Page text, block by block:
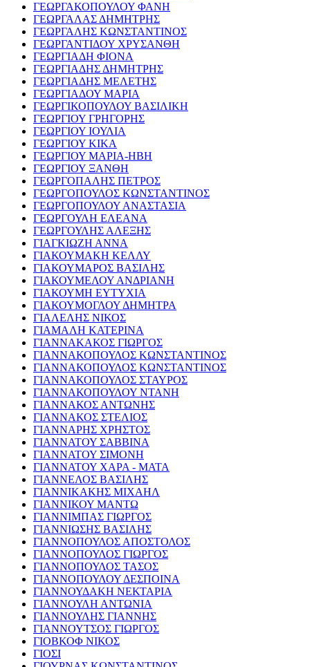
ΓΕΩΡΓΑΚΟΠΟΥΛΟΥ ΦΑΝΗ
ΓΕΩΡΓΑΛΑΣ ΔΗΜΗΤΡΗΣ
ΓΕΩΡΓΑΛΗΣ ΚΩΝΣΤΑΝΤΙΝΟΣ
ΓΕΩΡΓΑΝΤΙΔΟΥ ΧΡΥΣΑΝΘΗ
ΓΕΩΡΓΙΑΔΗ ΦΙΟΝΑ
ΓΕΩΡΓΙΑΔΗΣ ΔΗΜΗΤΡΗΣ
ΓΕΩΡΓΙΑΔΗΣ ΜΕΛΕΤΗΣ
ΓΕΩΡΓΙΑΔΟΥ ΜΑΡΙΑ
ΓΕΩΡΓΙΚΟΠΟΥΛΟΥ ΒΑΣΙΛΙΚΗ
ΓΕΩΡΓΙΟΥ ΓΡΗΓΟΡΗΣ
ΓΕΩΡΓΙΟΥ ΙΟΥΛΙΑ
ΓΕΩΡΓΙΟΥ ΚΙΚΑ
ΓΕΩΡΓΙΟΥ ΜΑΡΙΑ-ΗΒΗ
ΓΕΩΡΓΙΟΥ ΞΑΝΘΗ
ΓΕΩΡΓΟΠΑΛΗΣ ΠΕΤΡΟΣ
ΓΕΩΡΓΟΠΟΥΛΟΣ ΚΩΝΣΤΑΝΤΙΝΟΣ
ΓΕΩΡΓΟΠΟΥΛΟΥ ΑΝΑΣΤΑΣΙΑ
ΓΕΩΡΓΟΥΛΗ ΕΛΕΑΝΑ
ΓΕΩΡΓΟΥΛΗΣ ΑΛΕΞΗΣ
ΓΙΑΓΚΙΩΖΗ ΑΝΝΑ
ΓΙΑΚΟΥΜΑΚΗ ΚΕΛΛΥ
ΓΙΑΚΟΥΜΑΡΟΣ ΒΑΣΙΛΗΣ
ΓΙΑΚΟΥΜΕΛΟΥ ΑΝΔΡΙΑΝΗ
ΓΙΑΚΟΥΜΗ ΕΥΤΥΧΙΑ
ΓΙΑΚΟΥΜΟΓΛΟΥ ΔΗΜΗΤΡΑ
ΓΙΑΛΕΛΗΣ ΝΙΚΟΣ
ΓΙΑΜΑΛΗ ΚΑΤΕΡΙΝΑ
ΓΙΑΝΝΑΚΑΚΟΣ ΓΙΩΡΓΟΣ
ΓΙΑΝΝΑΚΟΠΟΥΛΟΣ ΚΩΝΣΤΑΝΤΙΝΟΣ
ΓΙΑΝΝΑΚΟΠΟΥΛΟΣ ΚΩΝΣΤΑΝΤΙΝΟΣ
ΓΙΑΝΝΑΚΟΠΟΥΛΟΣ ΣΤΑΥΡΟΣ
ΓΙΑΝΝΑΚΟΠΟΥΛΟΥ ΝΤΑΝΗ
ΓΙΑΝΝΑΚΟΣ ΑΝΤΩΝΗΣ
ΓΙΑΝΝΑΚΟΣ ΣΤΕΛΙΟΣ
ΓΙΑΝΝΑΡΗΣ ΧΡΗΣΤΟΣ
ΓΙΑΝΝΑΤΟΥ ΣΑΒΒΙΝΑ
ΓΙΑΝΝΑΤΟΥ ΣΙΜΟΝΗ
ΓΙΑΝΝΑΤΟΥ ΧΑΡΑ - ΜΑΤΑ
ΓΙΑΝΝΕΛΟΣ ΒΑΣΙΛΗΣ
ΓΙΑΝΝΙΚΑΚΗΣ ΜΙΧΑΗΛ
ΓΙΑΝΝΙΚΟΥ ΜΑΝΤΩ
ΓΙΑΝΝΙΜΠΑΣ ΓΙΩΡΓΟΣ
ΓΙΑΝΝΙΩΣΗΣ ΒΑΣΙΛΗΣ
ΓΙΑΝΝΟΠΟΥΛΟΣ ΑΠΟΣΤΟΛΟΣ
ΓΙΑΝΝΟΠΟΥΛΟΣ ΓΙΩΡΓΟΣ
ΓΙΑΝΝΟΠΟΥΛΟΣ ΤΑΣΟΣ
ΓΙΑΝΝΟΠΟΥΛΟΥ ΔΕΣΠΟΙΝΑ
ΓΙΑΝΝΟΥΔΑΚΗ ΝΕΚΤΑΡΙΑ
ΓΙΑΝΝΟΥΛΗ ΑΝΤΩΝΙΑ
ΓΙΑΝΝΟΥΛΗΣ ΓΙΑΝΝΗΣ
ΓΙΑΝΝΟΥΤΣΟΣ ΓΙΩΡΓΟΣ
ΓΙΟΒΚΟΦ ΝΙΚΟΣ
ΓΙΟΣΙ